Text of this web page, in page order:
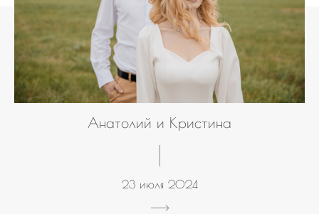
Анатолий и Кристина
23 июля 2024